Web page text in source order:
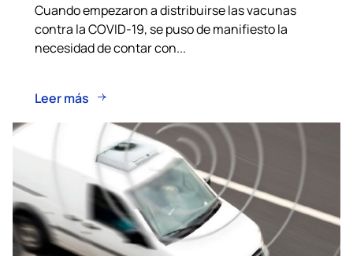
Cuando empezaron a distribuirse las vacunas
contra la COVID-19, se puso de manifiesto la
necesidad de contar con...
Leer más